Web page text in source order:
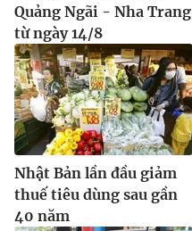
Quảng Ngãi - Nha Trang
từ ngày 14/8
Nhật Bản lần đầu giảm
thuế tiêu dùng sau gần
40 năm